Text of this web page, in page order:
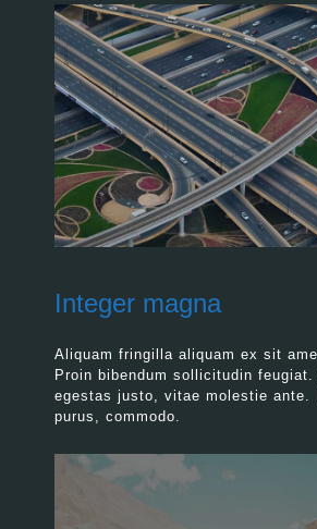
Integer magna
Aliquam fringilla aliquam ex sit
Proin bibendum sollicitudin
egestas justo, vitae molestie ante.
purus, commodo.